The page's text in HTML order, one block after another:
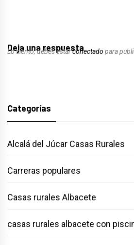
Deja una respuesta
Lo siento, debes estarconectado para
Categorías
Alcalá del Júcar Casas Rurales
Carreras populares
Casas rurales Albacete
casas rurales albacete con